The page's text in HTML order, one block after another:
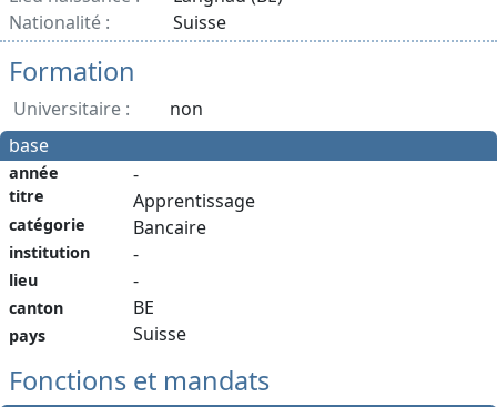
Nationalité :
Suisse
Formation
Universitaire :
non
base
année
titre
catégorie
institution
lieu
canton
pays
-
Apprentissage
Bancaire
-
-
BE
Suisse
Fonctions et mandats